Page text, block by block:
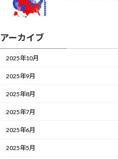
アーカイブ
2025年10月
2025年9月
2025年8月
2025年7月
2025年6月
2025年5月